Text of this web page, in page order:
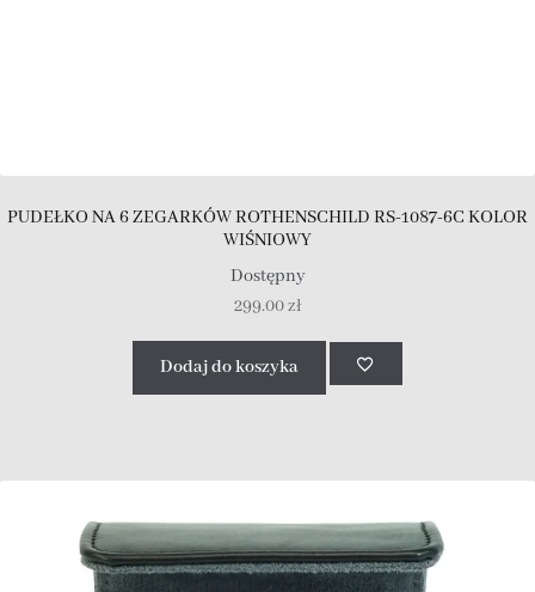
PUDEŁKO NA 6 ZEGARKÓW ROTHENSCHILD RS-1087-6C KOLOR
WIŚNIOWY
Dostępny
299.00zł
Dodaj do koszyka